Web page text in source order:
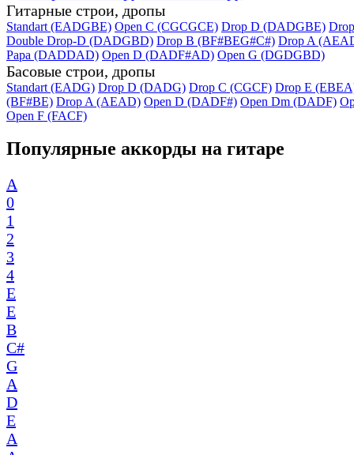
Гитарные строи, дропы
Standart (EADGBE) Open C (CGCGCE) Drop D (DADGBE)
Double Drop-D (DADGBD) Drop B (BF#BEG#C#) Drop A
Papa (DADDAD) Open D (DADF#AD) Open G (DGDGBD)
Басовые строи, дропы
Standart (EADG) Drop D (DADG) Drop C (CGCF) Drop E
(BF#BE) Drop A (AEAD) Open D (DADF#) Open Dm (DADF)
Open F (FACF)
Популярные аккорды на гитаре
A
0
1
2
3
4
E
E
B
C#
G
A
D
E
A